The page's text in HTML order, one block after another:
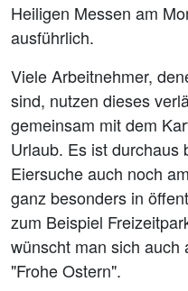
Heiligen Messen am
ausführlich.
Viele Arbeitnehmer,
sind, nutzen dieses
gemeinsam mit dem
Urlaub. Es ist durchaus
Eiersuche auch noch
ganz besonders in
zum Beispiel
wünscht man sich auch
"Frohe Ostern".